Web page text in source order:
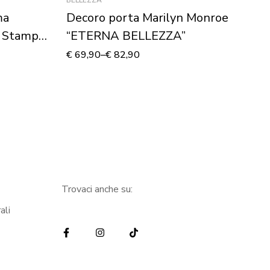
Stampa
Decoro porta Marilyn Monroe
“ETERNA BELLEZZA”
€69,90–€82,90
Trovaci anche su: